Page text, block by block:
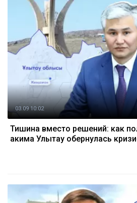
03.09 10:02
Тишина вместо решений: как
акима Улытау обернулась